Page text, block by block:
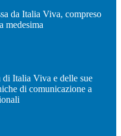
da Italia Viva, compreso
medesima
Italia Viva e delle sue
di comunicazione a